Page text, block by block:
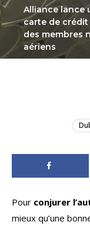
Alliance lance
carte de
des membres
aériens
Pour conjurer
mieux qu’une